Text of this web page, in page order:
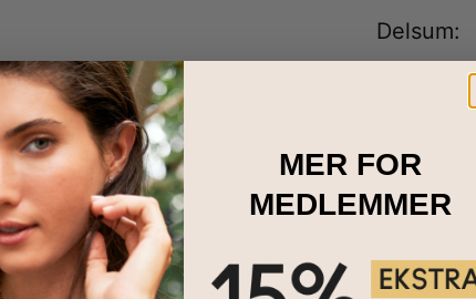
Delsum:
med 4 navn er en fantastisk versjon av en
dette smykket. Du kan selvfølgelig legge til navnene på
kan du kombinere navna på barna og betydningsfulle ord på
MER FOR
MEDLEMMER